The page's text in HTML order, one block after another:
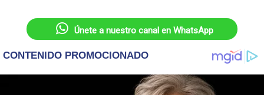
Únete a nuestro canal en WhatsApp